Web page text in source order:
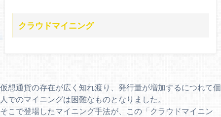
クラウドマイニング
仮想通貨の存在が広く知れ渡り、発行量が増加するにつれて個
人でのマイニングは困難なものとなりました。
そこで登場したマイニング手法が、この「クラウドマイニン